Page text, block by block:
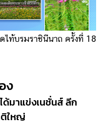
ไท้บรมราชินีนาถ ครั้งที่ 18
ง
ด้มาแข่งเนชั่นส์ ลีก
ติใหญ่